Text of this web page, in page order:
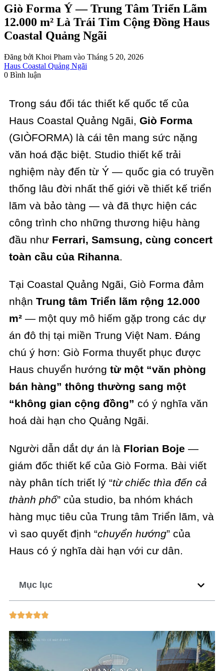
Giò Forma Ý — Trung Tâm Triển Lãm
12.000 m² Là Trái Tim Cộng Đồng Haus
Coastal Quảng Ngãi
Đăng bởi Khoi Pham vào Tháng 5 20, 2026
Haus Coastal Quảng Ngãi
0 Bình luận
Trong sáu đối tác thiết kế quốc tế của
Haus Coastal Quảng Ngãi, Giò Forma
(GIÒFORMA) là cái tên mang sức nặng
văn hoá đặc biệt. Studio thiết kế trải
nghiệm này đến từ Ý — quốc gia có truyền
thống lâu đời nhất thế giới về thiết kế triển
lãm và bảo tàng — và đã thực hiện các
công trình cho những thương hiệu hàng
đầu như Ferrari, Samsung, cùng concert
toàn cầu của Rihanna.
Tại Coastal Quảng Ngãi, Giò Forma đảm
nhận Trung tâm Triển lãm rộng 12.000
m² — một quy mô hiếm gặp trong các dự
án đô thị tại miền Trung Việt Nam. Đáng
chú ý hơn: Giò Forma thuyết phục được
Haus chuyển hướng từ một “văn phòng
bán hàng” thông thường sang một
“không gian cộng đồng” có ý nghĩa văn
hoá dài hạn cho Quảng Ngãi.
Người dẫn dắt dự án là Florian Boje —
giám đốc thiết kế của Giò Forma. Bài viết
này phân tích triết lý “từ chiếc thìa đến cả
thành phố” của studio, ba nhóm khách
hàng mục tiêu của Trung tâm Triển lãm, và
vì sao quyết định “chuyển hướng” của
Haus có ý nghĩa dài hạn với cư dân.
Mục lục